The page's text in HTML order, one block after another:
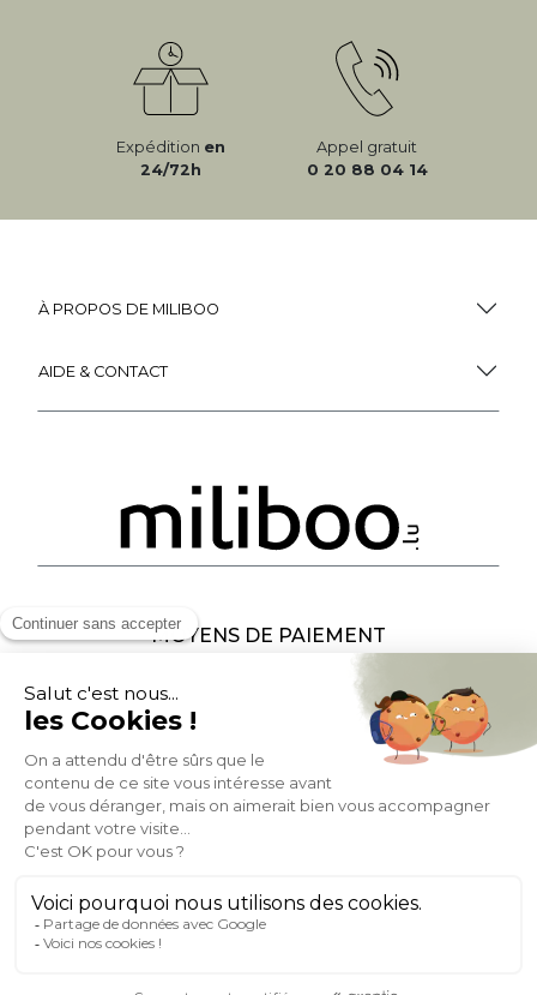
Expédition en
24/72h
Appel gratuit
0 20 88 04 14
À PROPOS DE MILIBOO
AIDE & CONTACT
MOYENS DE PAIEMENT
SOCIAL NETWORK